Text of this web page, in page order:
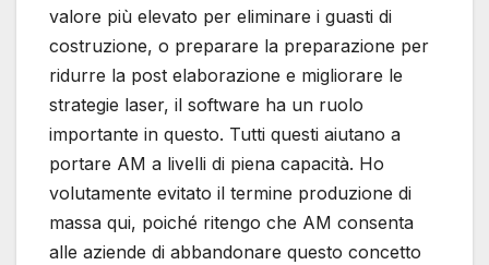
valore più elevato per eliminare i guasti di
costruzione, o preparare la preparazione per
ridurre la post elaborazione e migliorare le
strategie laser, il software ha un ruolo
importante in questo. Tutti questi aiutano a
portare AM a livelli di piena capacità. Ho
volutamente evitato il termine produzione di
massa qui, poiché ritengo che AM consenta
alle aziende di abbandonare questo concetto